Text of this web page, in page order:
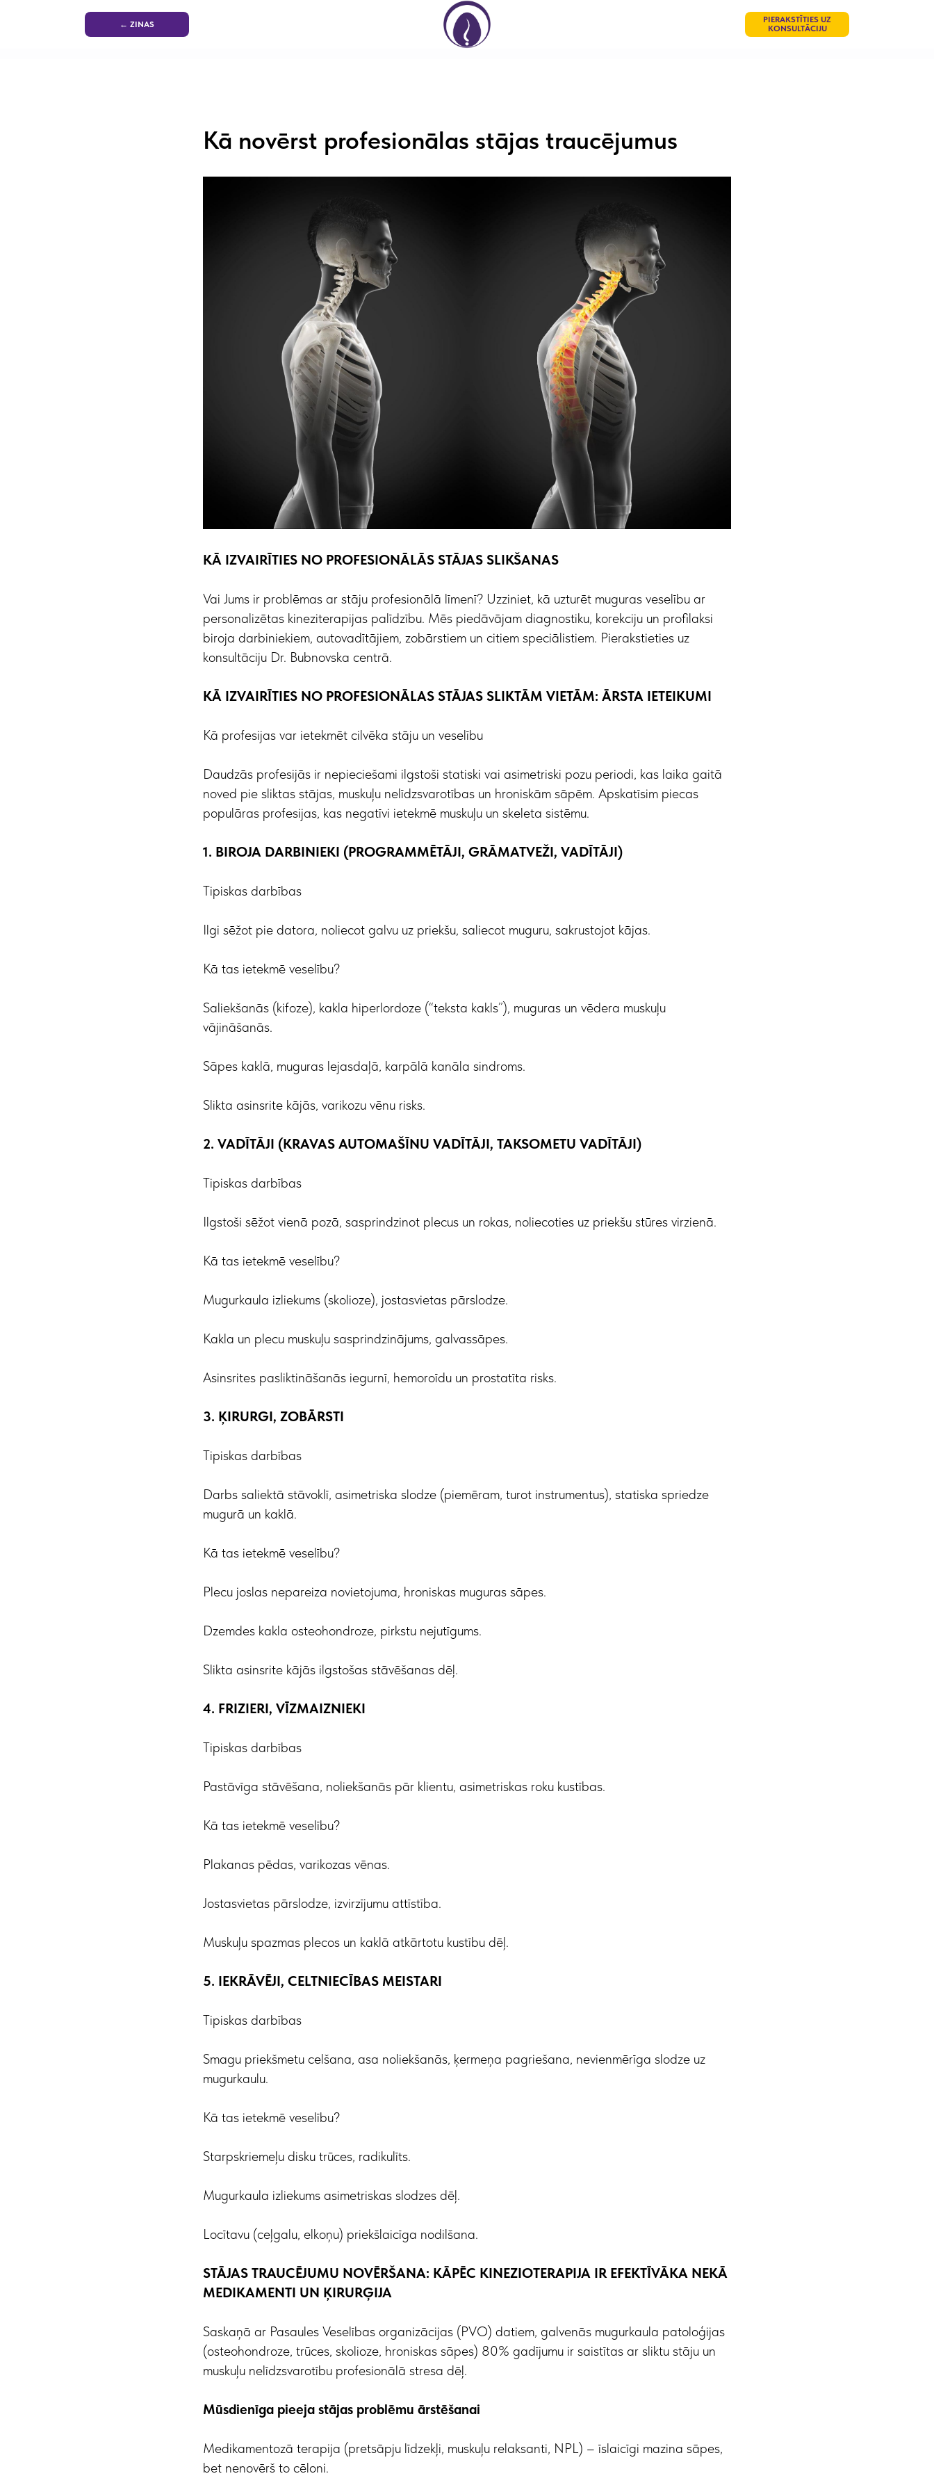
← ZINAS
PIERAKSTĪTIES UZ
KONSULTĀCIJU
Kā novērst profesionālas stājas traucējumus
KĀ IZVAIRĪTIES NO PROFESIONĀLĀS STĀJAS SLIKŠANAS
Vai Jums ir problēmas ar stāju profesionālā līmenī? Uzziniet, kā uzturēt muguras veselību ar
personalizētas kineziterapijas palīdzību. Mēs piedāvājam diagnostiku, korekciju un profilaksi
biroja darbiniekiem, autovadītājiem, zobārstiem un citiem speciālistiem. Pierakstieties uz
konsultāciju Dr. Bubnovska centrā.
KĀ IZVAIRĪTIES NO PROFESIONĀLAS STĀJAS SLIKTĀM VIETĀM: ĀRSTA IETEIKUMI
Kā profesijas var ietekmēt cilvēka stāju un veselību
Daudzās profesijās ir nepieciešami ilgstoši statiski vai asimetriski pozu periodi, kas laika gaitā
noved pie sliktas stājas, muskuļu nelīdzsvarotības un hroniskām sāpēm. Apskatīsim piecas
populāras profesijas, kas negatīvi ietekmē muskuļu un skeleta sistēmu.
1. BIROJA DARBINIEKI (PROGRAMMĒTĀJI, GRĀMATVEŽI, VADĪTĀJI)
Tipiskas darbības
Ilgi sēžot pie datora, noliecot galvu uz priekšu, saliecot muguru, sakrustojot kājas.
Kā tas ietekmē veselību?
Saliekšanās (kifoze), kakla hiperlordoze (“teksta kakls”), muguras un vēdera muskuļu
vājināšanās.
Sāpes kaklā, muguras lejasdaļā, karpālā kanāla sindroms.
Slikta asinsrite kājās, varikozu vēnu risks.
2. VADĪTĀJI (KRAVAS AUTOMAŠĪNU VADĪTĀJI, TAKSOMETU VADĪTĀJI)
Tipiskas darbības
Ilgstoši sēžot vienā pozā, sasprindzinot plecus un rokas, noliecoties uz priekšu stūres virzienā.
Kā tas ietekmē veselību?
Mugurkaula izliekums (skolioze), jostasvietas pārslodze.
Kakla un plecu muskuļu sasprindzinājums, galvassāpes.
Asinsrites pasliktināšanās iegurnī, hemoroīdu un prostatīta risks.
3. ĶIRURGI, ZOBĀRSTI
Tipiskas darbības
Darbs saliektā stāvoklī, asimetriska slodze (piemēram, turot instrumentus), statiska spriedze
mugurā un kaklā.
Kā tas ietekmē veselību?
Plecu joslas nepareiza novietojuma, hroniskas muguras sāpes.
Dzemdes kakla osteohondroze, pirkstu nejutīgums.
Slikta asinsrite kājās ilgstošas stāvēšanas dēļ.
4. FRIZIERI, VĪZMAIZNIEKI
Tipiskas darbības
Pastāvīga stāvēšana, noliekšanās pār klientu, asimetriskas roku kustības.
Kā tas ietekmē veselību?
Plakanas pēdas, varikozas vēnas.
Jostasvietas pārslodze, izvirzījumu attīstība.
Muskuļu spazmas plecos un kaklā atkārtotu kustību dēļ.
5. IEKRĀVĒJI, CELTNIECĪBAS MEISTARI
Tipiskas darbības
Smagu priekšmetu celšana, asa noliekšanās, ķermeņa pagriešana, nevienmērīga slodze uz
mugurkaulu.
Kā tas ietekmē veselību?
Starpskriemeļu disku trūces, radikulīts.
Mugurkaula izliekums asimetriskas slodzes dēļ.
Locītavu (ceļgalu, elkoņu) priekšlaicīga nodilšana.
STĀJAS TRAUCĒJUMU NOVĒRŠANA: KĀPĒC KINEZIOTERAPIJA IR EFEKTĪVĀKA NEKĀ
MEDIKAMENTI UN ĶIRURĢIJA
Saskaņā ar Pasaules Veselības organizācijas (PVO) datiem, galvenās mugurkaula patoloģijas
(osteohondroze, trūces, skolioze, hroniskas sāpes) 80% gadījumu ir saistītas ar sliktu stāju un
muskuļu nelīdzsvarotību profesionālā stresa dēļ.
Mūsdienīga pieeja stājas problēmu ārstēšanai
Medikamentozā terapija (pretsāpju līdzekļi, muskuļu relaksanti, NPL) – īslaicīgi mazina sāpes,
bet nenovērš to cēloni.